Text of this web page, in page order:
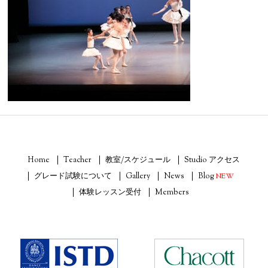
Home Teacher 教室/スケジュール
Studio アクセス
グレード試験について
Gallery News BlogNEW
体験レッスン受付
Members